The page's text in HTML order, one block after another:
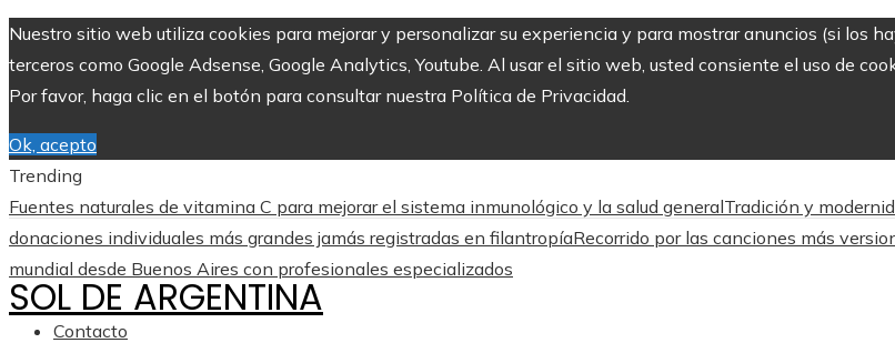
Nuestro sitio web utiliza cookies para mejorar y personalizar su experiencia y para mostrar anuncios (si los
terceros como Google Adsense, Google Analytics, Youtube. Al usar el sitio web, usted consiente el uso de
Por favor, haga clic en el botón para consultar nuestra Política de Privacidad.
Ok, acepto
Trending
Fuentes naturales de vitamina C para mejorar el sistema inmunológico y la salud generalTradición y
donaciones individuales más grandes jamás registradas en filantropíaRecorrido por las canciones más
mundial desde Buenos Aires con profesionales especializados
Contacto
SOL DE ARGENTINA